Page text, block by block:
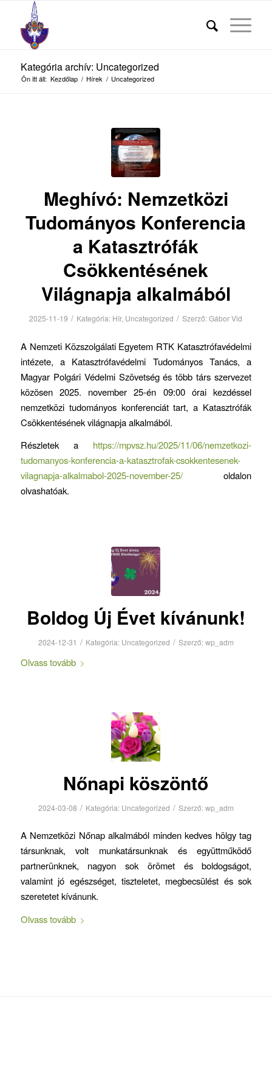
Kategória archív: Uncategorized
Ön itt áll: Kezdőlap / Hírek / Uncategorized
Meghívó: Nemzetközi
Tudományos Konferencia
a Katasztrófák
Csökkentésének
Világnapja alkalmából
2025-11-19 / Kategória: Hír, Uncategorized / Szerző:Gábor Vid
A Nemzeti Közszolgálati Egyetem RTK Katasztrófavédelmi
intézete, a Katasztrófavédelmi Tudományos Tanács, a
Magyar Polgári Védelmi Szövetség és több társ szervezet
közösen 2025. november 25-én 09:00 órai kezdéssel
nemzetközi tudományos konferenciát tart, a Katasztrófák
Csökkentésének világnapja alkalmából.
Részletek a https://mpvsz.hu/2025/11/06/nemzetkozi-
tudomanyos-konferencia-a-katasztrofak-csokkentesenek-
vilagnapja-alkalmabol-2025-november-25/oldalon
olvashatóak.
Boldog Új Évet kívánunk!
2024-12-31 / Kategória: Uncategorized / Szerző:wp_adm
Olvass tovább
Nőnapi köszöntő
2024-03-08 / Kategória: Uncategorized / Szerző:wp_adm
A Nemzetközi Nőnap alkalmából minden kedves hölgy tag
társunknak, volt munkatársunknak és együttműködő
partnerünknek, nagyon sok örömet és boldogságot,
valamint jó egészséget, tiszteletet, megbecsülést és sok
szeretetet kívánunk.
Olvass tovább